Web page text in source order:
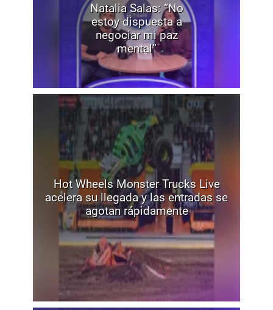
Natalia Salas: “No
estoy dispuesta a
negociar mi paz
mental”
Hot Wheels Monster Trucks Live
acelera su llegada y las entradas se
agotan rápidamente